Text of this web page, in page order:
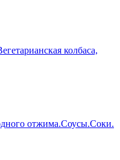
колбаса,
отжима.Соусы.Соки.